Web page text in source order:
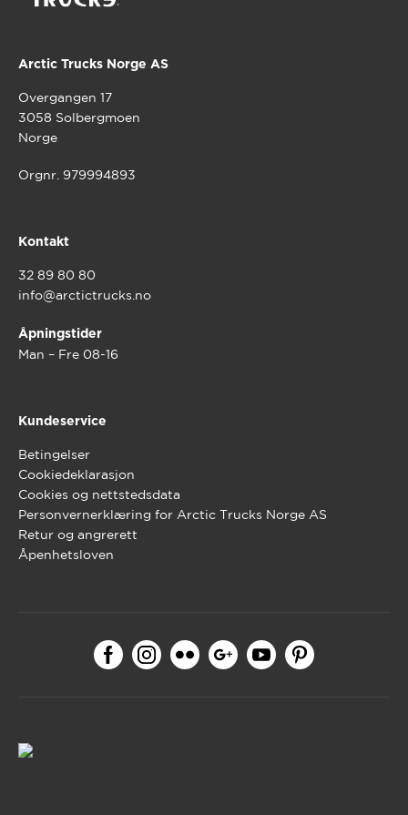
Arctic Trucks Norge AS
Overgangen 17
3058 Solbergmoen
Norge
Orgnr. 979994893
Kontakt
32 89 80 80
info@arctictrucks.no
Åpningstider
Man – Fre 08-16
Kundeservice
Betingelser
Cookiedeklarasjon
Cookies og nettstedsdata
Personvernerklæring for Arctic Trucks Norge AS
Retur og angrerett
Åpenhetsloven